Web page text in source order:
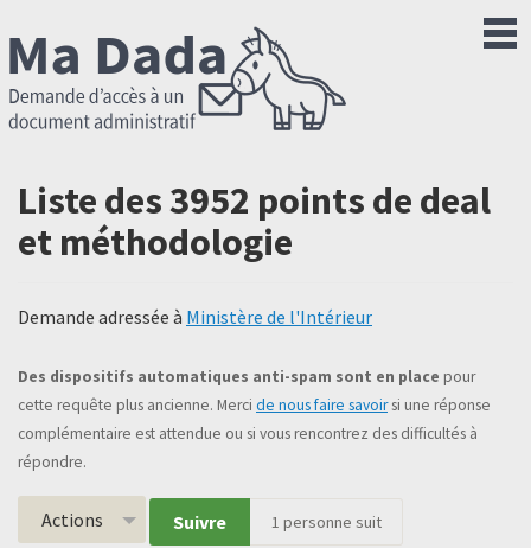
Liste des 3952 points de deal
et méthodologie
Demande adressée à Ministère de l'Intérieur
Des dispositifs automatiques anti-spam sont en place pour
cette requête plus ancienne. Merci de nous faire savoirsi une réponse
complémentaire est attendue ou si vous rencontrez des difficultés à
répondre.
Actions Suivre 1 personne suit